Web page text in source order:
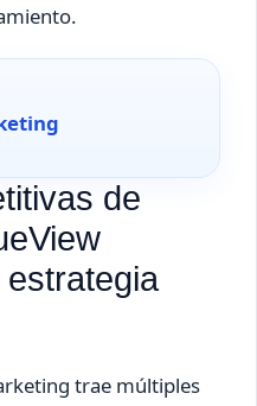
de
trae múltiples